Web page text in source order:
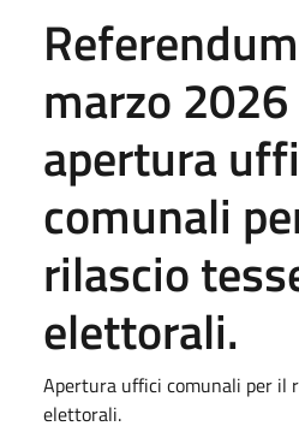
marzo
apertura
comunali
rilascio
elettorali.
Apertura uffici comunali per il
elettorali.